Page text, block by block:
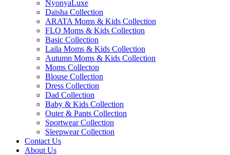
NyonyaLuxe
Daisha Collection
ARATA Moms & Kids Collection
FLO Moms & Kids Collection
Basic Collection
Laila Moms & Kids Collection
Autumn Moms & Kids Collection
Moms Collecton
Blouse Collection
Dress Collection
Dad Collection
Baby & Kids Collection
Outer & Pants Collection
Sportwear Collection
Sleepwear Collection
Contact Us
About Us